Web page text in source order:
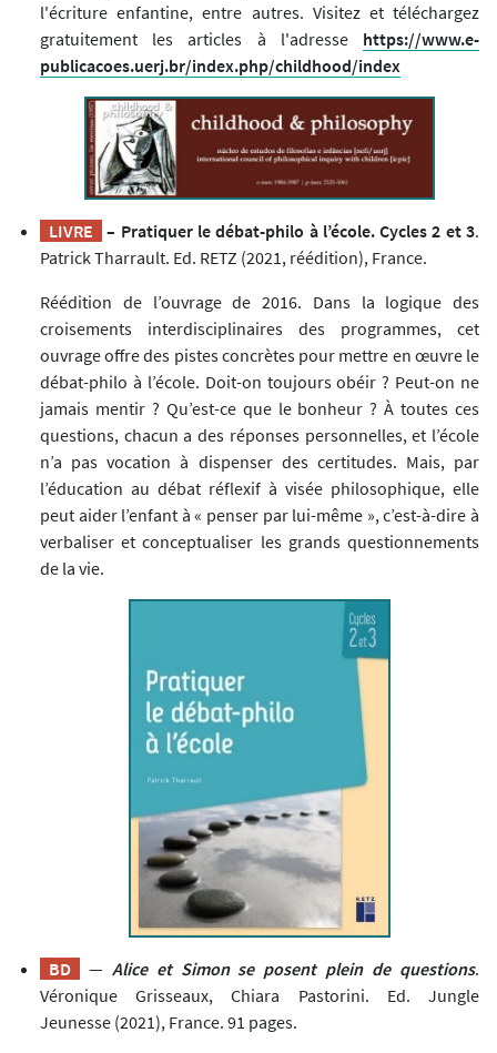
l'écriture enfantine, entre autres. Visitez et téléchargez
gratuitement les articles à l'adresse https://www.e-
publicacoes.uerj.br/index.php/childhood/index
LIVRE – Pratiquer le débat-philo à l’école. Cycles 2 et 3.
Patrick Tharrault. Ed. RETZ (2021, réédition), France.
Réédition de l’ouvrage de 2016. Dans la logique des
croisements interdisciplinaires des programmes, cet
ouvrage offre des pistes concrètes pour mettre en œuvre le
débat-philo à l’école. Doit-on toujours obéir ? Peut-on ne
jamais mentir ? Qu’est-ce que le bonheur ? À toutes ces
questions, chacun a des réponses personnelles, et l’école
n’a pas vocation à dispenser des certitudes. Mais, par
l’éducation au débat réflexif à visée philosophique, elle
peut aider l’enfant à « penser par lui-même », c’est-à-dire à
verbaliser et conceptualiser les grands questionnements
de la vie.
BD — Alice et Simon se posent plein de questions.
Véronique Grisseaux, Chiara Pastorini. Ed. Jungle
Jeunesse (2021), France. 91 pages.